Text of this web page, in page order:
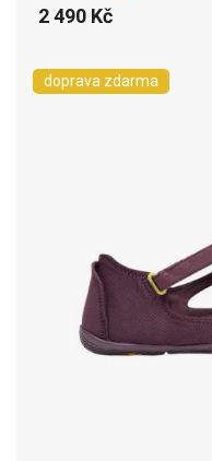
2 490 Kč
doprava zdarma